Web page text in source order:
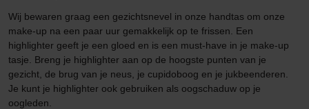
Wij bewaren graag een gezichtsnevel in onze handtas om onze
make-up na een paar uur gemakkelijk op te frissen. Een
highlighter geeft je een gloed en is een must-have in je make-up
tasje. Breng je highlighter aan op de hoogste punten van je
gezicht, de brug van je neus, je cupidoboog en je jukbeenderen.
Je kunt je highlighter ook gebruiken als oogschaduw op je
oogleden.